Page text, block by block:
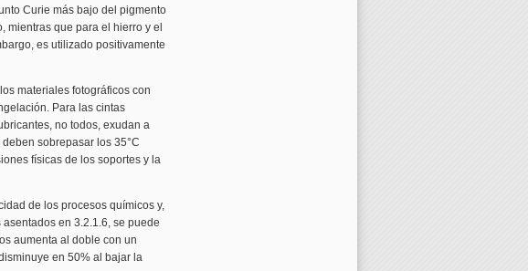
Curie más bajo del pigmento
mientras que para el hierro y el
es utilizado positivamente
materiales fotográficos con
Para las cintas
no todos, exudan a
sobrepasar los 35°C
físicas de los soportes y la
de los procesos químicos y,
en 3.2.1.6, se puede
aumenta al doble con un
en 50% al bajar la